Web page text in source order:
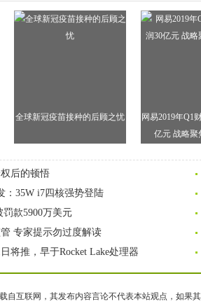
全球新冠疫苗接种的后顾之忧
网易2019年Q1
亿元 战略聚
后的顿悟
：35W i7四核强势登陆
罚款5900万美元
专家提示勿过度解读
将推，早于Rocket Lake处理器
自互联网，其发布内容言论不代表本站观点，如果